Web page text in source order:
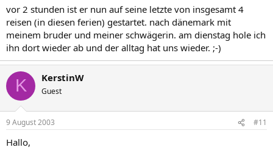
vor 2 stunden ist er nun auf seine letzte von insgesamt 4
reisen (in diesen ferien) gestartet. nach dänemark mit
meinem bruder und meiner schwägerin. am dienstag hole ich
ihn dort wieder ab und der alltag hat uns wieder. ;-)
K KerstinW
Guest
9 August 2003 #11
Hallo,